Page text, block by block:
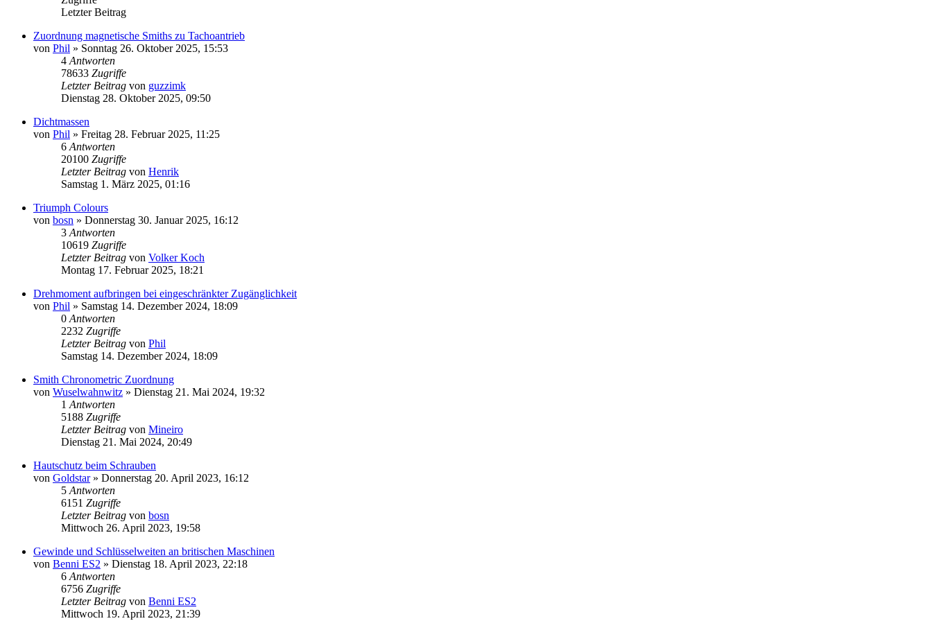
Letzter Beitrag
Zuordnung magnetische Smiths zu Tachoantrieb
von Phil » Sonntag 26. Oktober 2025, 15:53
4 Antworten
78633 Zugriffe
Letzter Beitrag von guzzimk
Dienstag 28. Oktober 2025, 09:50
Dichtmassen
von Phil » Freitag 28. Februar 2025, 11:25
6 Antworten
20100 Zugriffe
Letzter Beitrag von Henrik
Samstag 1. März 2025, 01:16
Triumph Colours
von bosn » Donnerstag 30. Januar 2025, 16:12
3 Antworten
10619 Zugriffe
Letzter Beitrag von Volker Koch
Montag 17. Februar 2025, 18:21
Drehmoment aufbringen bei eingeschränkter Zugänglichkeit
von Phil » Samstag 14. Dezember 2024, 18:09
0 Antworten
2232 Zugriffe
Letzter Beitrag von Phil
Samstag 14. Dezember 2024, 18:09
Smith Chronometric Zuordnung
von Wuselwahnwitz » Dienstag 21. Mai 2024, 19:32
1 Antworten
5188 Zugriffe
Letzter Beitrag von Mineiro
Dienstag 21. Mai 2024, 20:49
Hautschutz beim Schrauben
von Goldstar» Donnerstag 20. April 2023, 16:12
5 Antworten
6151 Zugriffe
Letzter Beitrag von bosn
Mittwoch 26. April 2023, 19:58
Gewinde und Schlüsselweiten an britischen Maschinen
von Benni ES2 » Dienstag 18. April 2023, 22:18
6 Antworten
6756 Zugriffe
Letzter Beitrag von Benni ES2
Mittwoch 19. April 2023, 21:39